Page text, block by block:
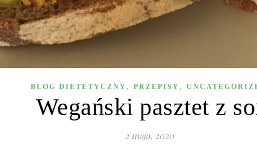
BLOG DIETETYCZNY , PRZEPISY ,
Wegański pasztet z
2 maja, 2020